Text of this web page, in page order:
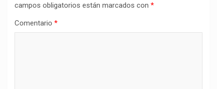
campos obligatorios están marcados con *
Comentario *